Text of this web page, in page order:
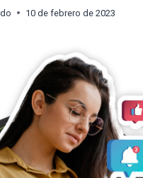
10 de febrero de 2023